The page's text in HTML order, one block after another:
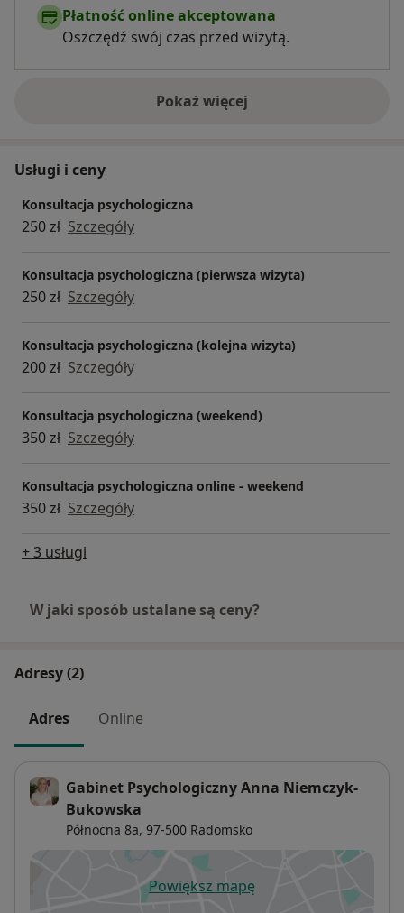
Płatność online akceptowana
Oszczędź swój czas przed wizytą.
Pokaż więcejo doświadczeniu
Usługi i ceny
Konsultacja psychologiczna
250 zł Szczegóły
Konsultacja psychologiczna (pierwsza wizyta)
250 zł Szczegóły
Konsultacja psychologiczna (kolejna wizyta)
200 zł Szczegóły
Konsultacja psychologiczna (weekend)
350 zł Szczegóły
Konsultacja psychologiczna online - weekend
350 zł Szczegóły
+ 3 usługi
W jaki sposób ustalane są ceny?
Adresy (2)
Adres Online
Gabinet Psychologiczny Anna Niemczyk-
Bukowska
Północna 8a, 97-500 Radomsko
Powiększ mapęotwiera się w nowej karcie